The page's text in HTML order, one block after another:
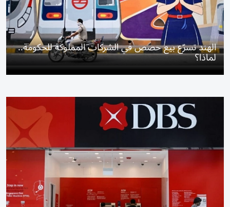
الهند تسرّع بيع حصص في الشركات المملوكة للحكومة..
لماذا؟